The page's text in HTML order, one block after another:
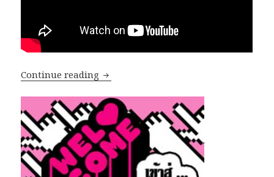
Continue reading สุดมันส์กับ เกมส์ต่อสู้หุ่นยนต์เทพนักรบ 2 ต